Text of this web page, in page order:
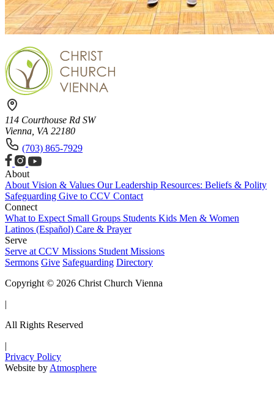
114 Courthouse Rd SW
Vienna, VA 22180
(703) 865-7929
About
About Vision & Values Our Leadership Resources: Beliefs & Polity
Safeguarding Give to CCV Contact
Connect
What to Expect Small Groups Students Kids Men & Women
Latinos (Español) Care & Prayer
Serve
Serve at CCV Missions Student Missions
Sermons Give Safeguarding Directory
Copyright © 2026 Christ Church Vienna
|
All Rights Reserved
|
Privacy Policy
Website by Atmosphere